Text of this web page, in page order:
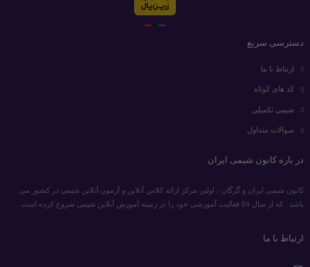
دسترسی سریع
ارتباط با ما
کد های کوتاه
شیمی تکمیلی
سوالات متداول
در باره کانون شیمی ایران
کانون شیمی ایران و گرگان ، اولین مرکز ارائه کلاس آنلاین و آزمون آنلاین شیمی در کشور می
باشد . که از سال 84 فعالیت آموزشی خود را در زمینه آموزش آنلاین شیمی شروع کرده است .
ارتباط با ما